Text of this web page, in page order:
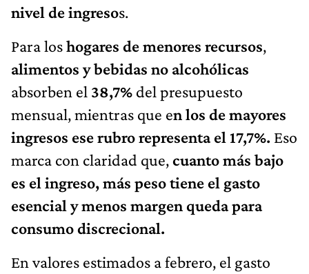
nivel de ingresos.
Para loshogares de menores recursos,
alimentos y bebidas no alcohólicas
absorben el 38,7% del presupuesto
mensual, mientras que en los de mayores
ingresos ese rubro representa el 17,7%. Eso
marca con claridad que,cuanto más bajo
es el ingreso, más peso tiene el gasto
esencial y menos margen queda para
consumo discrecional.
En valores estimados a febrero, el gasto